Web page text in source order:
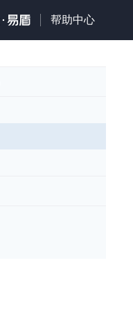
帮助中心